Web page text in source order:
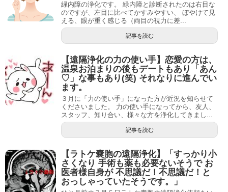
緑内障の浄化です。 緑内障と診断されたのは右目な
のですが、左目に比べてかすみやすい、 ぼやけて見
える、眼が重く感じる（両目の視力に差...
記事を読む
【遠隔浄化の力の使い手】恋愛の方は、
温泉お泊まりの後もデートもあり「あん
♡」な事もあり(笑) それなりに進んでい
ます。
３月に「力の使い手」になった方が近況を知らせて
くださいました。 力の使い手になってから、友人、
スタッフ、知り合い、様々な方を浄化してきまし...
記事を読む
【ラトケ嚢胞の遠隔浄化】「すっかり小
さくなり 手術も薬も必要ないそうで お
医者様自身が 不思議だ！不思議だ！と
おっしゃっていたそうです。」